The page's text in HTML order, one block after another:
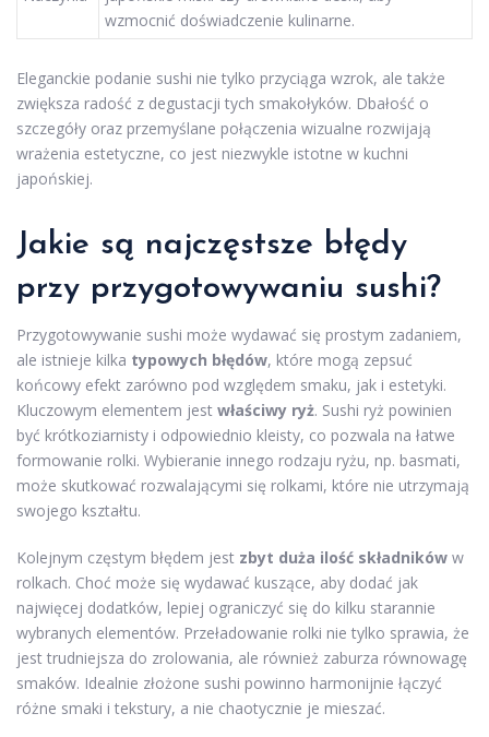
wzmocnić doświadczenie kulinarne.
Eleganckie podanie sushi nie tylko przyciąga wzrok, ale także
zwiększa radość z degustacji tych smakołyków. Dbałość o
szczegóły oraz przemyślane połączenia wizualne rozwijają
wrażenia estetyczne, co jest niezwykle istotne w kuchni
japońskiej.
Jakie są najczęstsze błędy
przy przygotowywaniu sushi?
Przygotowywanie sushi może wydawać się prostym zadaniem,
ale istnieje kilka typowych błędów, które mogą zepsuć
końcowy efekt zarówno pod względem smaku, jak i estetyki.
Kluczowym elementem jest właściwy ryż. Sushi ryż powinien
być krótkoziarnisty i odpowiednio kleisty, co pozwala na łatwe
formowanie rolki. Wybieranie innego rodzaju ryżu, np. basmati,
może skutkować rozwalającymi się rolkami, które nie utrzymają
swojego kształtu.
Kolejnym częstym błędem jest zbyt duża ilość składników w
rolkach. Choć może się wydawać kuszące, aby dodać jak
najwięcej dodatków, lepiej ograniczyć się do kilku starannie
wybranych elementów. Przeładowanie rolki nie tylko sprawia, że
jest trudniejsza do zrolowania, ale również zaburza równowagę
smaków. Idealnie złożone sushi powinno harmonijnie łączyć
różne smaki i tekstury, a nie chaotycznie je mieszać.